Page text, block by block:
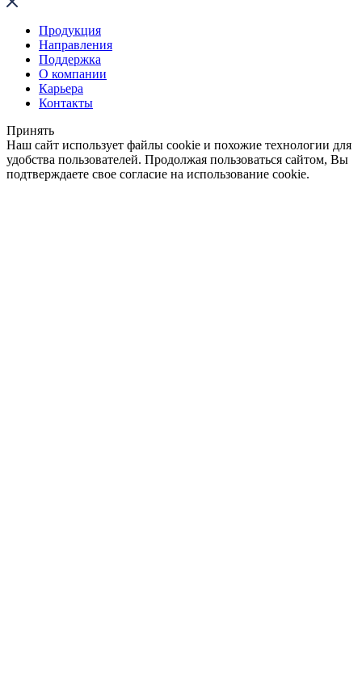
Продукция
Направления
Поддержка
О компании
Карьера
Контакты
Принять
Наш сайт использует файлы cookie и похожие технологии для
удобства пользователей. Продолжая пользоваться сайтом, Вы
подтверждаете свое согласие на использование cookie.